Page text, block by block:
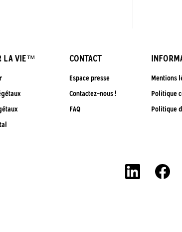
LA VIE™ CONTACT
Espace presse
Contactez-nous !
FAQ
Mentions
Politique
Politique